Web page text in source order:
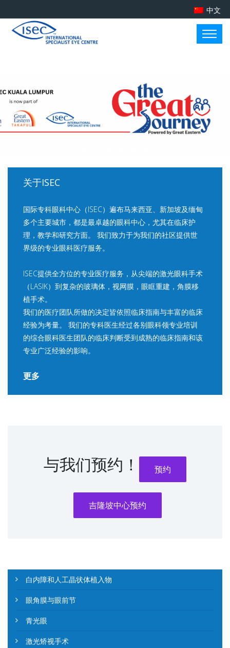
中文
关于ISEC
国际专科眼科中心（ISEC）遍布马来西亚、新加坡及缅甸
多个主要城市，都是最卓越的眼科中心，尤其在临床护
理，教学和研究方面。 我们致力于为我们的社区提供世
界级的专业眼科医疗服务。
ISEC提供全方位的专业医疗服务，从尖端的激光眼科手术
（LASIK）到复杂的玻璃体，视网膜，眼眶重建，角膜移
植手术。
我们的医疗团队所做的决定皆依照临床指南与丰富的临床
经验为考量。 我们的专科医生经过各别眼科领专业培训
的综合眼科医生团队的临床判断受到成熟的临床指南和该
专业广泛经验的影响。
更多
与我们预约！ 预约
吉隆坡中心预约
白内障和人工晶状体植入物
眼角膜与眼前节
青光眼
激光矫视手术